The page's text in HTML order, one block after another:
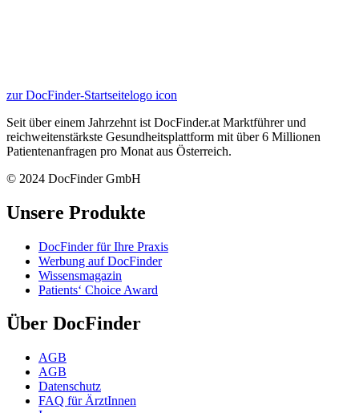
zur DocFinder-Startseitelogo icon
Seit über einem Jahrzehnt ist DocFinder.at Marktführer und
reichweitenstärkste Gesundheitsplattform mit über 6 Millionen
Patientenanfragen pro Monat aus Österreich.
© 2024 DocFinder GmbH
Unsere Produkte
DocFinder für Ihre Praxis
Werbung auf DocFinder
Wissensmagazin
Patients‘ Choice Award
Über DocFinder
AGB
AGB
Datenschutz
FAQ für ÄrztInnen